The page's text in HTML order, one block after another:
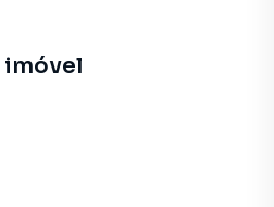
moradores. Além disso, a
além de revestimento em
e durabilidade.
o que representa uma
imóvel